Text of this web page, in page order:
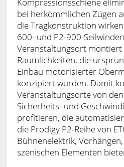
bei herkömmlichen Zügen
die Tragkonstruktion
600- und P2-900-
Veranstaltungsort montiert
Räumlichkeiten, die
Einbau motorisierter
konzipiert wurden. Damit
Veranstaltungsorte von
Sicherheits- und
profitieren, die
die Prodigy P2-Reihe von
Bühnenelektrik,
szenischen Elementen